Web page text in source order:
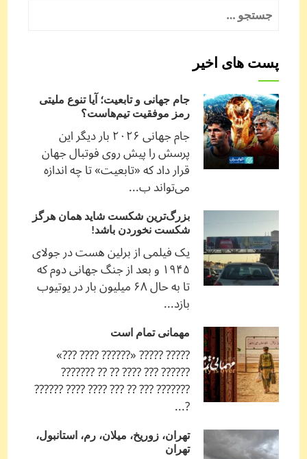
پست های اخیر
جام جهانی و تابعیت؛ آیا تنوع ملیتی
رمز موفقیت تیم‌هاست؟
جام جهانی ۲۰۲۶ بار دیگر این
پرسش را پیش روی فوتبال جهان
قرار داد که «تابعیت» تا چه اندازه
می‌تواند ب...
بزرگ‌ترین شکست شاید همان هرگز
شکست نخوردن باشد!
یک فیلمی از برلین هست در جولای
۱۹۴۵ و بعد از جنگ جهانی دوم که
تا به حال ۶۸ میلیون بار در یوتیوب
بازد...
مهمانی تمام است
????? ????? «?????? ???? ???»
?????? ??? ???? ?? ?? ???????
??????? ??? ?? ??? ???? ???? ??????
?...
تهران، زوریخ، میلان، رم، استانبول،
تهران